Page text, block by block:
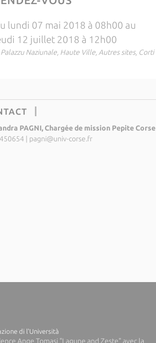
lundi 07 mai 2018 à 08h00 au
12 juillet 2018 à 12h00
Palazzu Naziunale, Haute Ville, Autres sites, Corti
PAGNI, Chargée de mission Pepite Corse
pagni@univ-corse.fr
di l'Università
Ange Tomasi "Lagune and Zeste" avec la